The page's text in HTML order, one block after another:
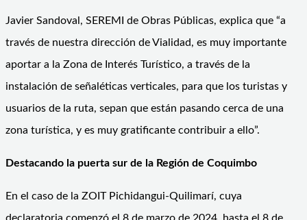
Javier Sandoval, SEREMI de Obras Públicas, explica que “a
través de nuestra dirección de Vialidad, es muy importante
aportar a la Zona de Interés Turístico, a través de la
instalación de señaléticas verticales, para que los turistas y
usuarios de la ruta, sepan que están pasando cerca de una
zona turística, y es muy gratificante contribuir a ello”.
Destacando la puerta sur de la Región de Coquimbo
En el caso de la ZOIT Pichidangui-Quilimarí, cuya
declaratoria comenzó el 8 de marzo de 2024, hasta el 8 de